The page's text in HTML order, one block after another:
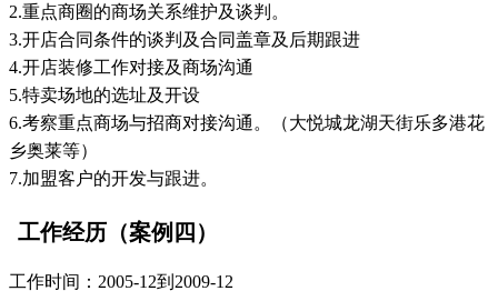
2.重点商圈的商场关系维护及谈判。
3.开店合同条件的谈判及合同盖章及后期跟进
4.开店装修工作对接及商场沟通
5.特卖场地的选址及开设
6.考察重点商场与招商对接沟通。（大悦城龙湖天街乐多港花
乡奥莱等）
7.加盟客户的开发与跟进。
工作经历（案例四）
工作时间：2005-12到2009-12